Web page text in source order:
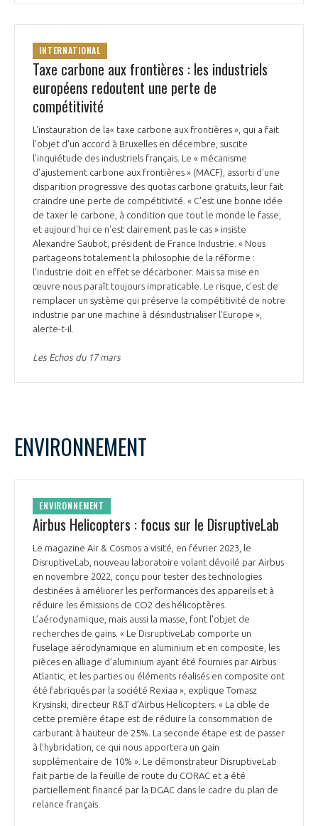
INTERNATIONAL
Taxe carbone aux frontières : les industriels
européens redoutent une perte de
compétitivité
L'instauration de la« taxe carbone aux frontières », qui a fait
l'objet d'un accord à Bruxelles en décembre, suscite
l’inquiétude des industriels français. Le « mécanisme
d'ajustement carbone aux frontières » (MACF), assorti d'une
disparition progressive des quotas carbone gratuits, leur fait
craindre une perte de compétitivité. « C'est une bonne idée
de taxer le carbone, à condition que tout le monde le fasse,
et aujourd'hui ce n'est clairement pas le cas » insiste
Alexandre Saubot, président de France Industrie. « Nous
partageons totalement la philosophie de la réforme :
l'industrie doit en effet se décarboner. Mais sa mise en
œuvre nous paraît toujours impraticable. Le risque, c'est de
remplacer un système qui préserve la compétitivité de notre
industrie par une machine à désindustrialiser l'Europe »,
alerte-t-il.
Les Echos du 17 mars
ENVIRONNEMENT
ENVIRONNEMENT
Airbus Helicopters : focus sur le DisruptiveLab
Le magazine Air & Cosmos a visité, en février 2023, le
DisruptiveLab, nouveau laboratoire volant dévoilé par Airbus
en novembre 2022, conçu pour tester des technologies
destinées à améliorer les performances des appareils et à
réduire les émissions de CO2 des hélicoptères.
L’aérodynamique, mais aussi la masse, font l’objet de
recherches de gains. « Le DisruptiveLab comporte un
fuselage aérodynamique en aluminium et en composite, les
pièces en alliage d’aluminium ayant été fournies par Airbus
Atlantic, et les parties ou éléments réalisés en composite ont
été fabriqués par la société Rexiaa », explique Tomasz
Krysinski, directeur R&T d’Airbus Helicopters. « La cible de
cette première étape est de réduire la consommation de
carburant à hauteur de 25%. La seconde étape est de passer
à l’hybridation, ce qui nous apportera un gain
supplémentaire de 10% ». Le démonstrateur DisruptiveLab
fait partie de la feuille de route du CORAC et a été
partiellement financé par la DGAC dans le cadre du plan de
relance français.